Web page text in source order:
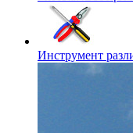
Инструмент